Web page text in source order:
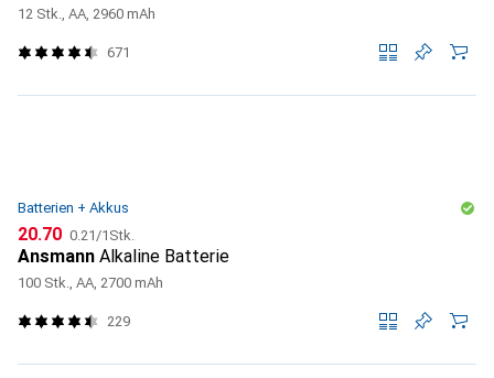
12 Stk., AA, 2960 mAh
671
Batterien + Akkus
CHF
20.70 CHF
0.21/1Stk.
Ansmann Alkaline Batterie
100 Stk., AA, 2700 mAh
229